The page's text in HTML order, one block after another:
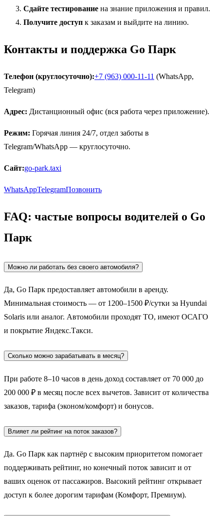
Сдайте тестирование на знание приложения и правил.
Получите доступ к заказам и выйдите на линию.
Контакты и поддержка Go Парк
Телефон (круглосуточно):+7 (963) 000-11-11 (WhatsApp,
Telegram)
Адрес: Дистанционный офис (вся работа через приложение).
Режим: Горячая линия 24/7, отдел заботы в
Telegram/WhatsApp — круглосуточно.
Сайт:go-park.taxi
WhatsAppTelegramПозвонить
FAQ: частые вопросы водителей о Go
Парк
Можно ли работать без своего автомобиля?
Да, Go Парк предоставляет автомобили в аренду.
Минимальная стоимость — от 1200–1500 ₽/сутки за Hyundai
Solaris или аналог. Автомобили проходят ТО, имеют ОСАГО
и покрытие Яндекс.Такси.
Сколько можно зарабатывать в месяц?
При работе 8–10 часов в день доход составляет от 70 000 до
200 000 ₽ в месяц после всех вычетов. Зависит от количества
заказов, тарифа (эконом/комфорт) и бонусов.
Влияет ли рейтинг на поток заказов?
Да. Go Парк как партнёр с высоким приоритетом помогает
поддерживать рейтинг, но конечный поток зависит и от
ваших оценок от пассажиров. Высокий рейтинг открывает
доступ к более дорогим тарифам (Комфорт, Премиум).